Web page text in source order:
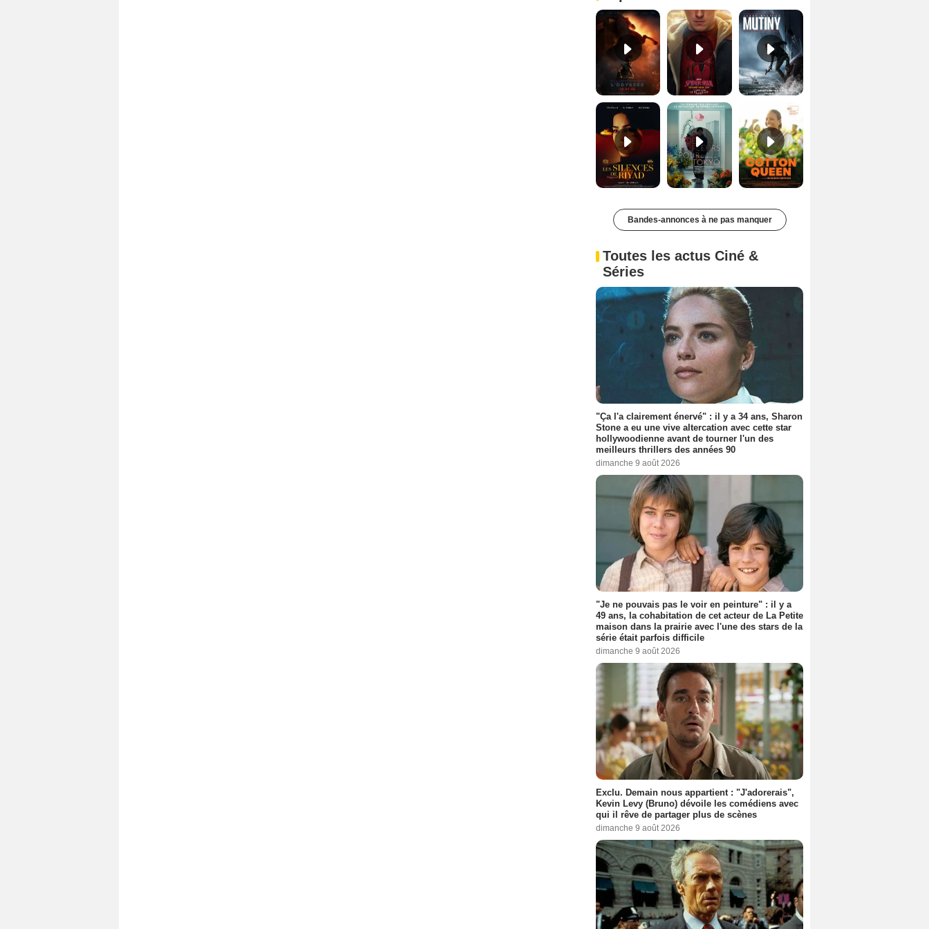
Les Silences de Riyad Bande-annonce VO STFR Cotton Queen Bande-annonce VO STFR
Bandes-annonces à ne pas manquer
Toutes les actus Ciné &
Séries
"Ça l'a clairement énervé" : il y a 34 ans, Sharon
Stone a eu une vive altercation avec cette star
hollywoodienne avant de tourner l'un des
meilleurs thrillers des années 90
dimanche 9 août 2026
"Je ne pouvais pas le voir en peinture" : il y a
49 ans, la cohabitation de cet acteur de La Petite
maison dans la prairie avec l'une des stars de la
série était parfois difficile
dimanche 9 août 2026
Exclu. Demain nous appartient : "J'adorerais",
Kevin Levy (Bruno) dévoile les comédiens avec
qui il rêve de partager plus de scènes
dimanche 9 août 2026